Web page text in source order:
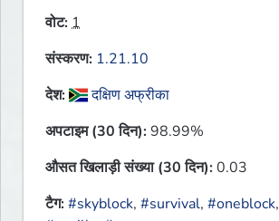
वोट:1
संस्करण: 1.21.10
देश:
दक्षिण अफ्रीका
अपटाइम (30 दिन):98.99%
औसत खिलाड़ी संख्या (30 दिन):0.03
टैग:#skyblock, #survival, #oneblock,